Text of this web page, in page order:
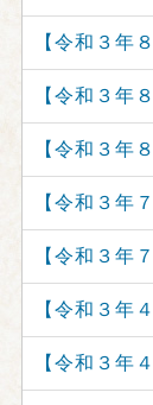
【令和３
【令和３
【令和３
【令和３
【令和３
【令和３
【令和３